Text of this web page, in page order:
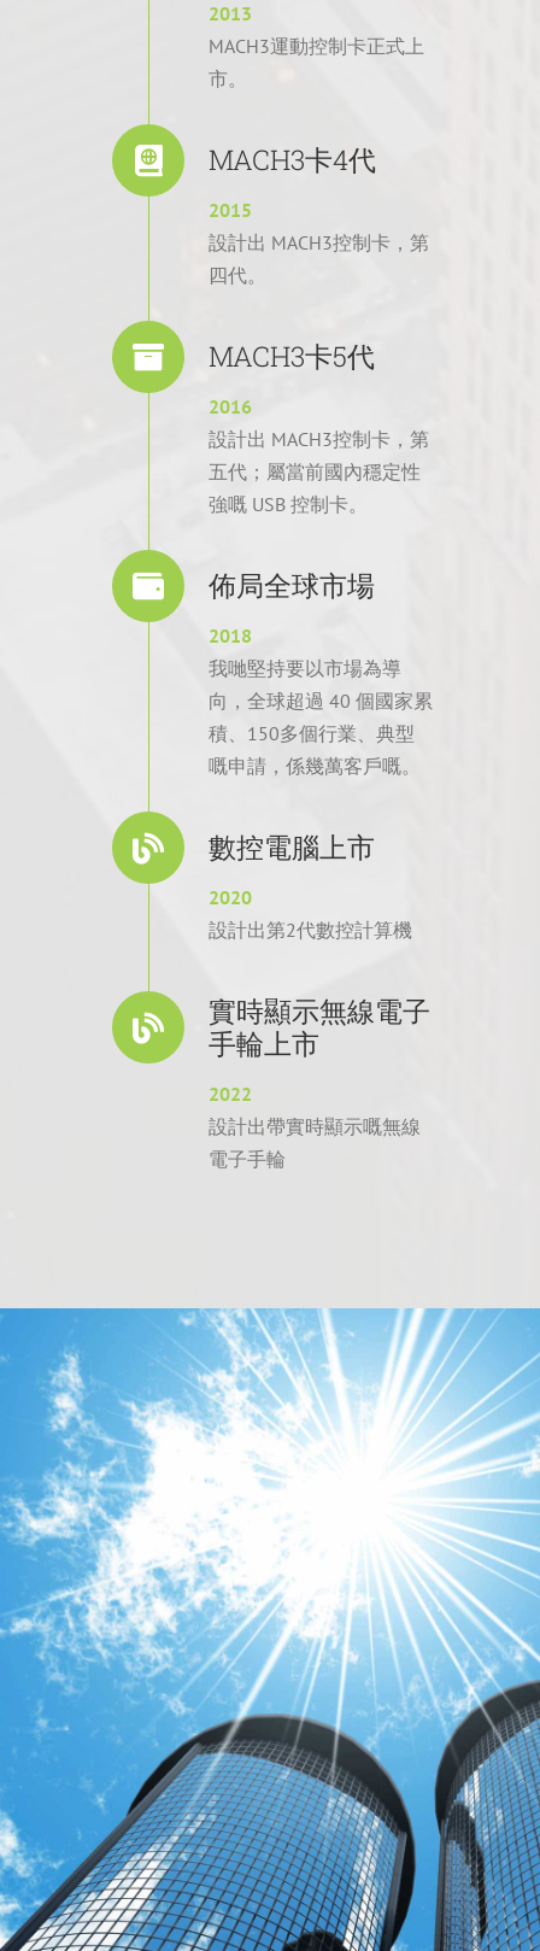
2013
MACH3運動控制卡正式上
市。
MACH3卡4代
2015
設計出 MACH3控制卡，第
四代。
MACH3卡5代
2016
設計出 MACH3控制卡，第
五代；屬當前國內穩定性
強嘅 USB 控制卡。
佈局全球市場
2018
我哋堅持要以市場為導
向，全球超過 40 個國家累
積、150多個行業、典型
嘅申請，係幾萬客戶嘅。
數控電腦上市
2020
設計出第2代數控計算機
實時顯示無線電子
手輪上市
2022
設計出帶實時顯示嘅無線
電子手輪